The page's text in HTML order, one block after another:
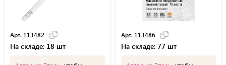
Арт. 113482
На складе: 18 шт
Арт. 113486
На складе: 77 шт